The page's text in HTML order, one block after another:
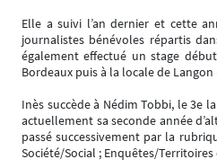
Elle a suivi l’an dernier et cette
journalistes bénévoles répartis
également effectué un stage
Bordeaux puis à la locale de Langon
Inès succède à Nédim Tobbi, le 3e
actuellement sa seconde année
passé successivement par la
Société/Social ; Enquêtes/